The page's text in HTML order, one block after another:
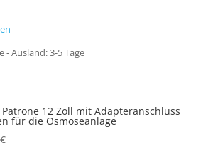
- Ausland: 3-5 Tage
12 Zoll mit Adapteranschluss
für die Osmoseanlage
€